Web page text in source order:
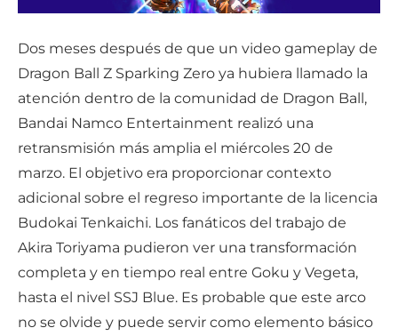
Dos meses después de que un video gameplay de
Dragon Ball Z Sparking Zero ya hubiera llamado la
atención dentro de la comunidad de Dragon Ball,
Bandai Namco Entertainment realizó una
retransmisión más amplia el miércoles 20 de
marzo. El objetivo era proporcionar contexto
adicional sobre el regreso importante de la licencia
Budokai Tenkaichi. Los fanáticos del trabajo de
Akira Toriyama pudieron ver una transformación
completa y en tiempo real entre Goku y Vegeta,
hasta el nivel SSJ Blue. Es probable que este arco
no se olvide y puede servir como elemento básico